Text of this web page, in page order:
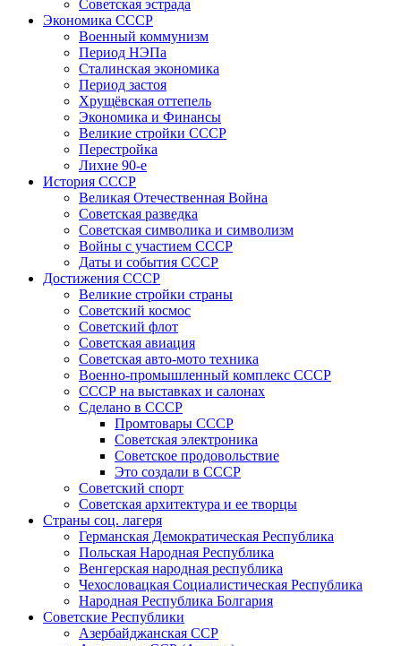
Советская эстрада
Экономика СССР
Военный коммунизм
Период НЭПа
Сталинская экономика
Период застоя
Хрущёвская оттепель
Экономика и Финансы
Великие стройки СССР
Перестройка
Лихие 90-е
История СССР
Великая Отечественная Война
Советская разведка
Советская символика и символизм
Войны с участием СССР
Даты и события СССР
Достижения СССР
Великие стройки страны
Советский космос
Советский флот
Советская авиация
Советская авто-мото техника
Военно-промышленный комплекс СССР
СССР на выставках и салонах
Сделано в СССР
Промтовары СССР
Советская электроника
Советское продовольствие
Это создали в СССР
Советский спорт
Советская архитектура и ее творцы
Страны соц. лагеря
Германская Демократическая Республика
Польская Народная Республика
Венгерская народная республика
Чехословацкая Социалистическая Республика
Народная Республика Болгария
Советские Республики
Азербайджанская ССР